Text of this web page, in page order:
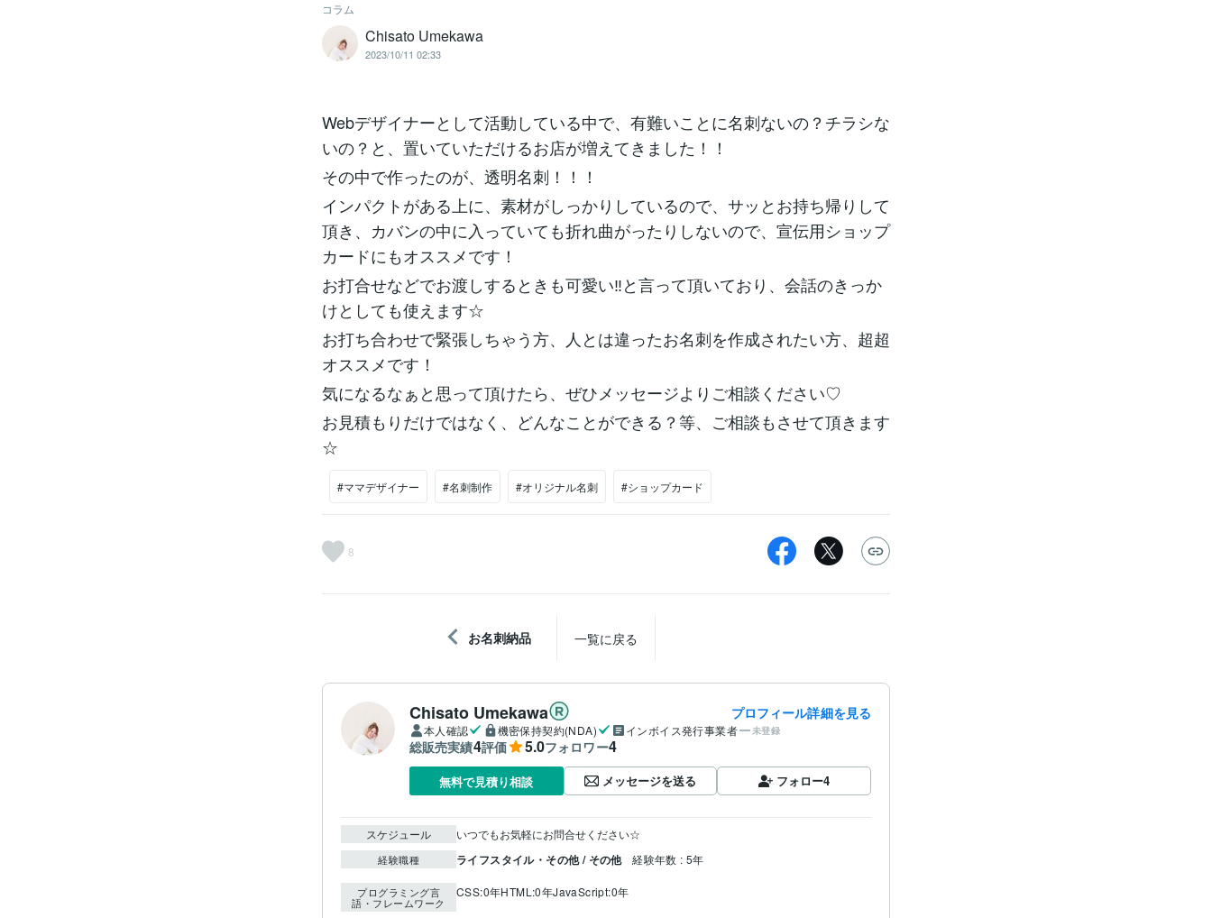
コラム
Chisato Umekawa
2023/10/11 02:33
Webデザイナーとして活動している中で、有難いことに名刺ないの？チラシな
いの？と、置いていただけるお店が増えてきました！！
その中で作ったのが、透明名刺！！！
インパクトがある上に、素材がしっかりしているので、サッとお持ち帰りして
頂き、カバンの中に入っていても折れ曲がったりしないので、宣伝用ショップ
カードにもオススメです！
お打合せなどでお渡しするときも可愛い‼︎と言って頂いており、会話のきっか
けとしても使えます☆
お打ち合わせで緊張しちゃう方、人とは違ったお名刺を作成されたい方、超超
オススメです！
気になるなぁと思って頂けたら、ぜひメッセージよりご相談ください♡
お見積もりだけではなく、どんなことができる？等、ご相談もさせて頂きます
☆
#ママデザイナー #名刺制作 #オリジナル名刺 #ショップカード
8
お名刺納品 一覧に戻る
Chisato Umekawa プロフィール詳細を見る
本人確認 機密保持契約(NDA) インボイス発行事業者 未登録
総販売実績4評価 5.0フォロワー4
無料で見積り相談 メッセージを送る フォロー4
スケジュール いつでもお気軽にお問合せください☆
経験職種 ライフスタイル・その他 / その他 経験年数 : 5年
プログラミング言
語・フレームワーク
CSS:0年HTML:0年JavaScript:0年